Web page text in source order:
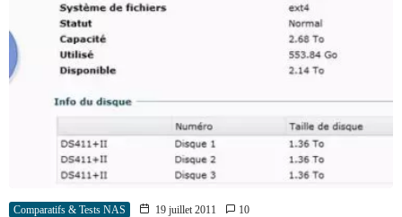
Comparatifs & Tests NAS 19 juillet 2011 10